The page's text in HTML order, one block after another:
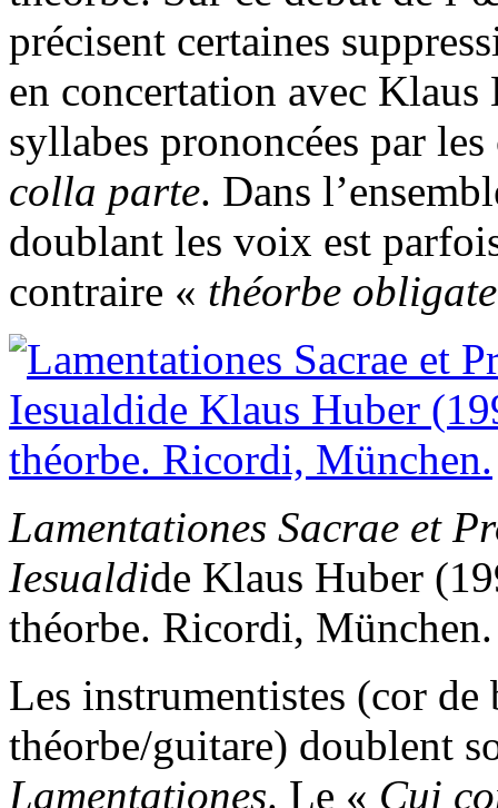
précisent certaines
en concertation avec
syllabes prononcées par
colla parte. Dans
doublant les voix est
contraire « théorbe
Lamentationes Sacrae et
Iesualdide Klaus Huber
théorbe. Ricordi, München.
Les instrumentistes (cor de
théorbe/guitare) doublent
Lamentationes. Le « Cui